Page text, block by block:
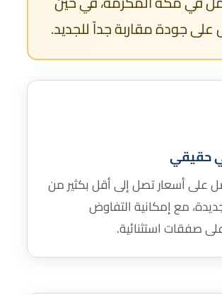
على جودة مقاربة جداً للجديد.
حقيقي
على أسعار تصل إلى أقل بكثير من
مع إمكانية التفاوض
صفقات استثنائية.